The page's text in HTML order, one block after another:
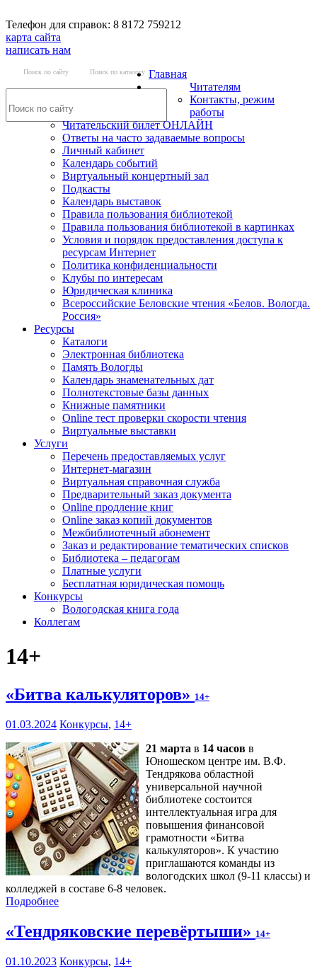
Телефон для справок: 8 8172 759212
карта сайта
написать нам
Поиск по сайту Поиск по каталогу Главная
Читателям
Контакты, режим
работы
Читательский билет ОНЛАЙН
Ответы на часто задаваемые вопросы
Личный кабинет
Календарь событий
Виртуальный концертный зал
Подкасты
Календарь выставок
Правила пользования библиотекой
Правила пользования библиотекой в картинках
Условия и порядок предоставления доступа к
ресурсам Интернет
Политика конфиденциальности
Клубы по интересам
Юридическая клиника
Всероссийские Беловские чтения «Белов. Вологда.
Россия»
Ресурсы
Каталоги
Электронная библиотека
Память Вологды
Календарь знаменательных дат
Полнотекстовые базы данных
Книжные памятники
Online тест проверки скорости чтения
Виртуальные выставки
Услуги
Перечень предоставляемых услуг
Интернет-магазин
Виртуальная справочная служба
Предварительный заказ документа
Online продление книг
Online заказ копий документов
Межбиблиотечный абонемент
Заказ и редактирование тематических списков
Библиотека – педагогам
Платные услуги
Бесплатная юридическая помощь
Конкурсы
Вологодская книга года
Коллегам
14+
«Битва калькуляторов» 14+
01.03.2024 Конкурсы, 14+
21 марта в 14 часов в
Юношеском центре им. В.Ф.
Тендрякова областной
универсальной научной
библиотеке состоится
интеллектуальная игра для
повышения финансовой
грамотности «Битва
калькуляторов». К участию
приглашаются команды из
вологодских школ (9-11 классы) и
колледжей в составе 6-8 человек.
Подробнее
«Тендряковские перевёртыши» 14+
01.10.2023 Конкурсы, 14+